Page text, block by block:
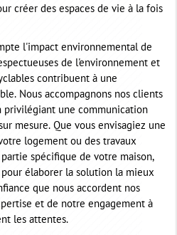
créer des espaces de vie à la fois
l'impact environnemental de
de l'environnement et
contribuent à une
Nous accompagnons nos clients
privilégiant une communication
mesure. Que vous envisagiez une
logement ou des travaux
spécifique de votre maison,
élaborer la solution la mieux
que nous accordent nos
et de notre engagement à
les attentes.